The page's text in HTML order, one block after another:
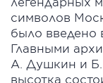
символов
было введено
Главными
А. Душкин и Б.
высотка